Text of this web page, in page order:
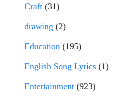
Craft (31)
drawing (2)
Education (195)
English Song Lyrics (1)
Entertainment (923)